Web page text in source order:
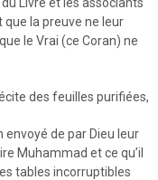
que la preuve ne leur
le Vrai (ce Coran) ne
des feuilles purifiées,
de par Dieu leur
Muhammad et ce qu’il
tables incorruptibles